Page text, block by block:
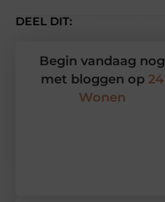
DEEL DIT:
Begin vandaag nog
met bloggen op 24
Wonen